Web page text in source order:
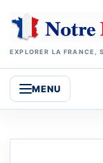
EXPLORER LA FRANCE,
MENU